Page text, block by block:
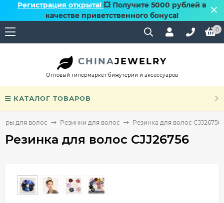
Регистрация открыта! 💥 Получите 5000 рублей в
качестве приветственного бонуса!
0
CHINAJEWELRY
Оптовый гипермаркет бижутерии и аксессуаров
КАТАЛОГ ТОВАРОВ
для волос Резинки для волос Резинка для волос CJJ26756
Резинка для волос CJJ26756